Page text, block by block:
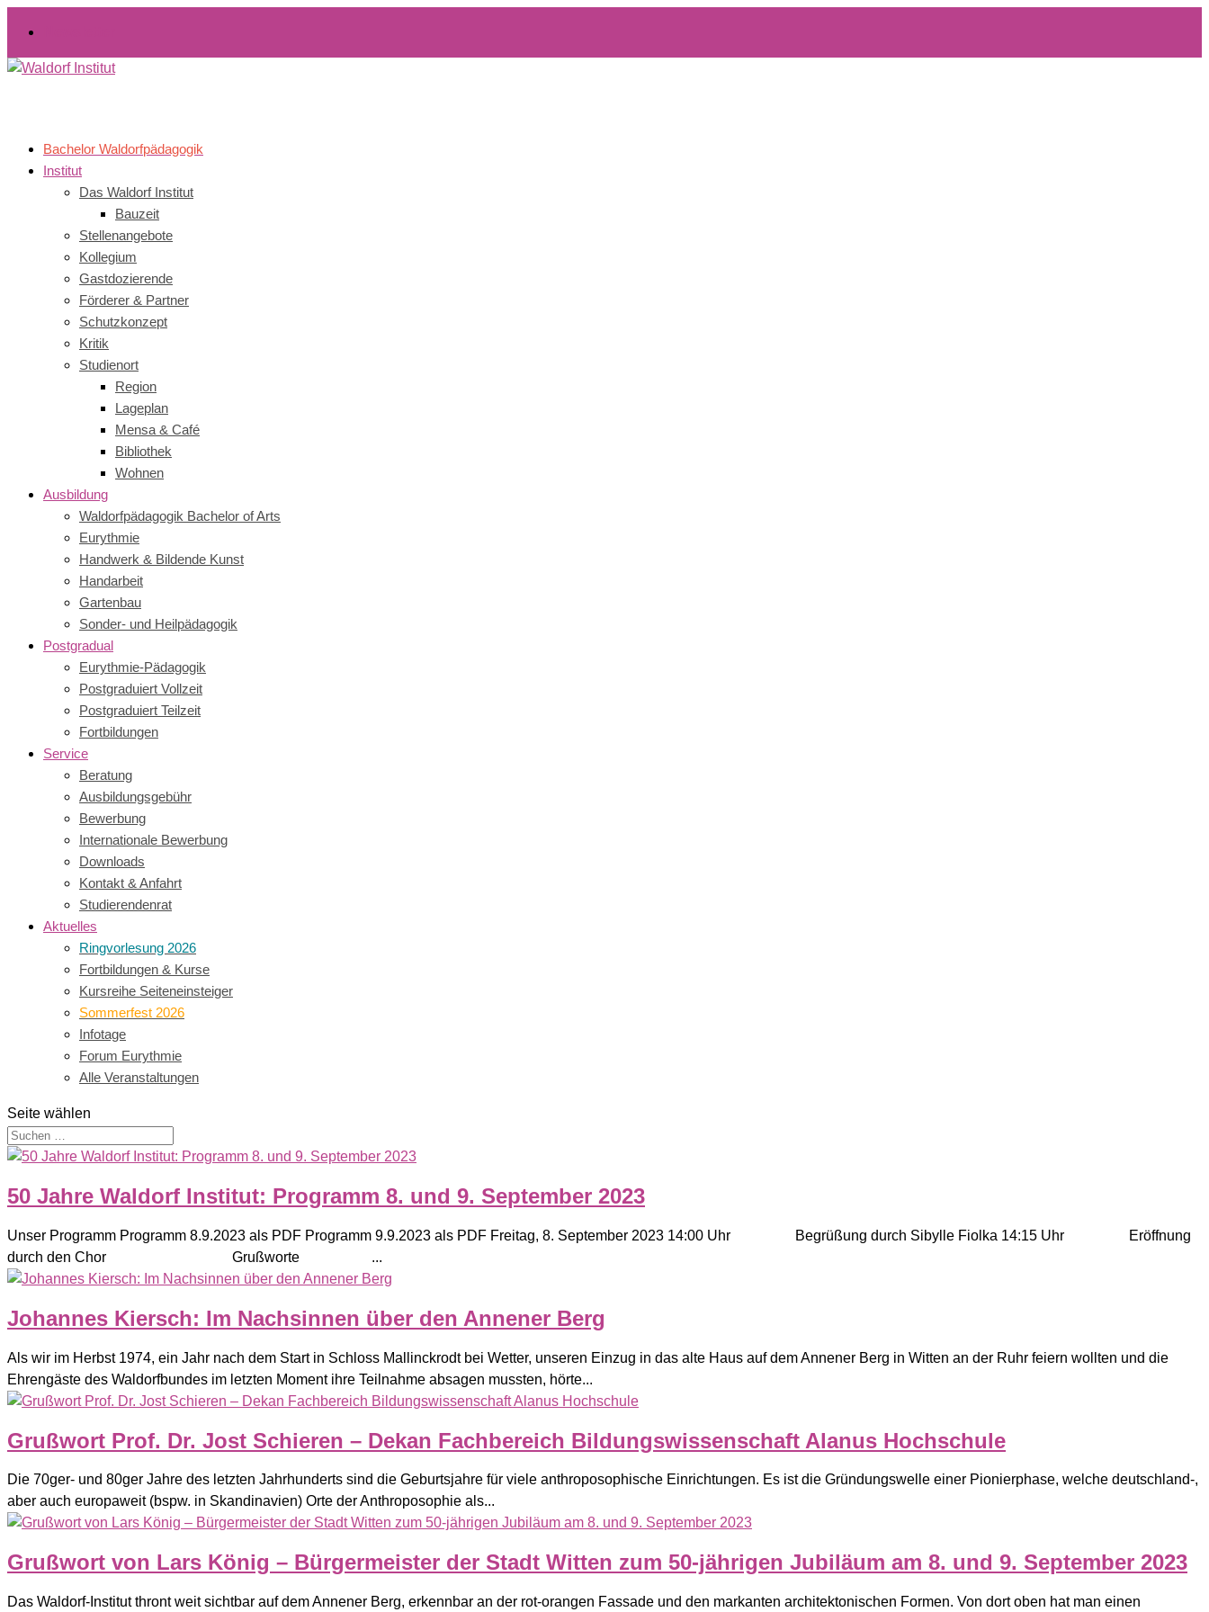
Bachelor Waldorfpädagogik
Institut
Das Waldorf Institut
Bauzeit
Stellenangebote
Kollegium
Gastdozierende
Förderer & Partner
Schutzkonzept
Kritik
Studienort
Region
Lageplan
Mensa & Café
Bibliothek
Wohnen
Ausbildung
Waldorfpädagogik Bachelor of Arts
Eurythmie
Handwerk & Bildende Kunst
Handarbeit
Gartenbau
Sonder- und Heilpädagogik
Postgradual
Eurythmie-Pädagogik
Postgraduiert Vollzeit
Postgraduiert Teilzeit
Fortbildungen
Service
Beratung
Ausbildungsgebühr
Bewerbung
Internationale Bewerbung
Downloads
Kontakt & Anfahrt
Studierendenrat
Aktuelles
Ringvorlesung 2026
Fortbildungen & Kurse
Kursreihe Seiteneinsteiger
Sommerfest 2026
Infotage
Forum Eurythmie
Alle Veranstaltungen
Seite wählen
50 Jahre Waldorf Institut: Programm 8. und 9. September 2023
Unser Programm Programm 8.9.2023 als PDF Programm 9.9.2023 als PDF Freitag, 8. September 2023 14:00 Uhr Begrüßung durch Sibylle Fiolka 14:15 Uhr Eröffnung
durch den Chor Grußworte ...
Johannes Kiersch: Im Nachsinnen über den Annener Berg
Als wir im Herbst 1974, ein Jahr nach dem Start in Schloss Mallinckrodt bei Wetter, unseren Einzug in das alte Haus auf dem Annener Berg in Witten an der Ruhr feiern wollten und die
Ehrengäste des Waldorfbundes im letzten Moment ihre Teilnahme absagen mussten, hörte...
Grußwort Prof. Dr. Jost Schieren – Dekan Fachbereich Bildungswissenschaft Alanus Hochschule
Die 70ger- und 80ger Jahre des letzten Jahrhunderts sind die Geburtsjahre für viele anthroposophische Einrichtungen. Es ist die Gründungswelle einer Pionierphase, welche deutschland-,
aber auch europaweit (bspw. in Skandinavien) Orte der Anthroposophie als...
Grußwort von Lars König – Bürgermeister der Stadt Witten zum 50-jährigen Jubiläum am 8. und 9. September 2023
Das Waldorf-Institut thront weit sichtbar auf dem Annener Berg, erkennbar an der rot-orangen Fassade und den markanten architektonischen Formen. Von dort oben hat man einen